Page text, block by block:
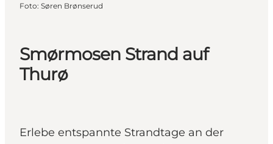
Smørmosen Strand auf
Thurø
Erlebe entspannte Strandtage an der
Foto: Søren Brønserud